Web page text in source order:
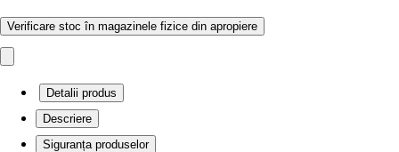
Verificare stoc în magazinele fizice din apropiere
Detalii produs
Descriere
Siguranța produselor